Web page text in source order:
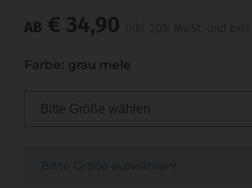
AB € 34,90 inkl. 20% MwSt. und exkl.
Farbe: grau mele
Bitte Größe auswählen!